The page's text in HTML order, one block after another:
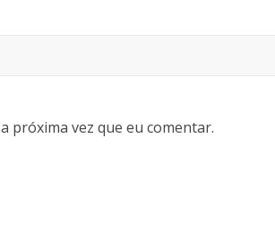
próxima vez que eu comentar.